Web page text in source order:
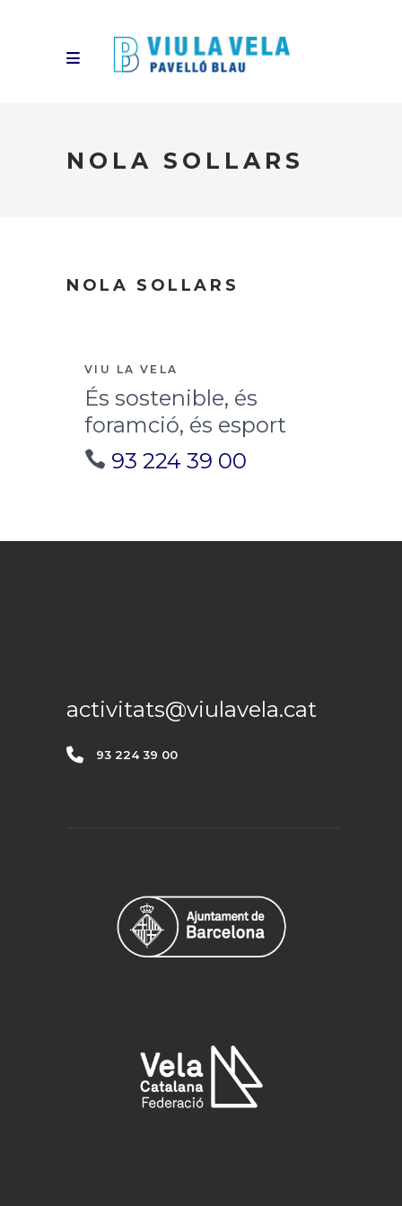
NOLA SOLLARS
NOLA SOLLARS
VIU LA VELA
És sostenible, és
foramció, és esport
93 224 39 00
activitats@viulavela.cat
93 224 39 00